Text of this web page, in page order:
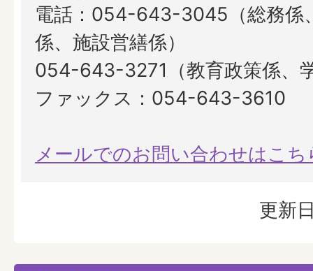
電話：054-643-3045（総務係
係、施設営繕係）
054-643-3271（教育政策係、
ファックス：054-643-3610
メールでのお問い合わせはこち
更新